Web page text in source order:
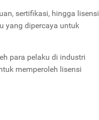
sertifikasi, hingga lisensi
yang dipercaya untuk
para pelaku di industri
memperoleh lisensi